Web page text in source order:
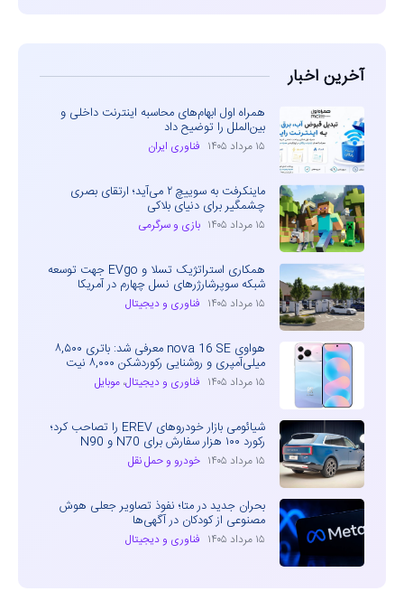
آخرین اخبار
همراه اول ابهام‌های محاسبه اینترنت داخلی و
بین‌الملل را توضیح داد
۱۵ مرداد ۱۴۰۵ فناوری ایران
ماینکرفت به سوییچ ۲ می‌آید؛ ارتقای بصری
چشمگیر برای دنیای بلاکی
۱۵ مرداد ۱۴۰۵ بازی و سرگرمی
همکاری استراتژیک تسلا و EVgo جهت توسعه
شبکه سوپرشارژرهای نسل چهارم در آمریکا
۱۵ مرداد ۱۴۰۵ فناوری و دیجیتال
هواوی nova 16 SE معرفی شد: باتری ۸,۵۰۰
میلی‌آمپری و روشنایی رکوردشکن ۸,۰۰۰ نیت
۱۵ مرداد ۱۴۰۵ فناوری و دیجیتال، موبایل
شیائومی بازار خودروهای EREV را تصاحب کرد؛
رکورد ۱۰۰ هزار سفارش برای N70 و N90
۱۵ مرداد ۱۴۰۵ خودرو و حمل نقل
بحران جدید در متا؛ نفوذ تصاویر جعلی هوش
مصنوعی از کودکان در آگهی‌ها
۱۵ مرداد ۱۴۰۵ فناوری و دیجیتال